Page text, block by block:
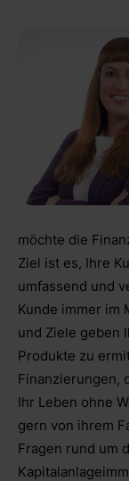
möchte die
Ziel ist es, Ihre
umfassend und
Kunde immer im
und Ziele geben
Produkte zu
Finanzierungen,
Ihr Leben ohne
gern von ihrem
Fragen rund um